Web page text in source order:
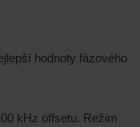
hodnoty fázového
kHz offsetu. Režim